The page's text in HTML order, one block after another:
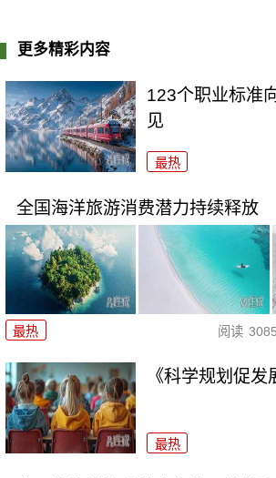
更多精彩内容
123个职业标准
见
最热
全国海洋旅游消费潜力持续释放
最热 阅读 3085
《科学规划促
最热